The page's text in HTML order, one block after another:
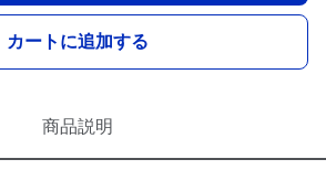
カートに追加する
商品説明